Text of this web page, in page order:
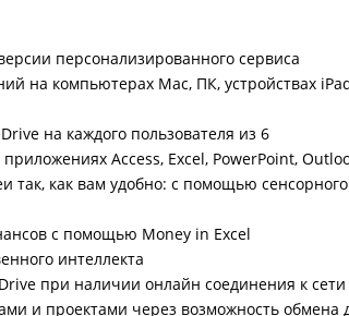
персонализированного сервиса
на компьютерах Mac, ПК, устройствах
на каждого пользователя из 6
Access, Excel, PowerPoint,
так, как вам удобно: с помощью
с помощью Money in Excel
интеллекта
при наличии онлайн соединения к
и проектами через возможность обмена